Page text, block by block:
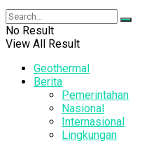
No Result
View All Result
Geothermal
Berita
Pemerintahan
Nasional
Internasional
Lingkungan